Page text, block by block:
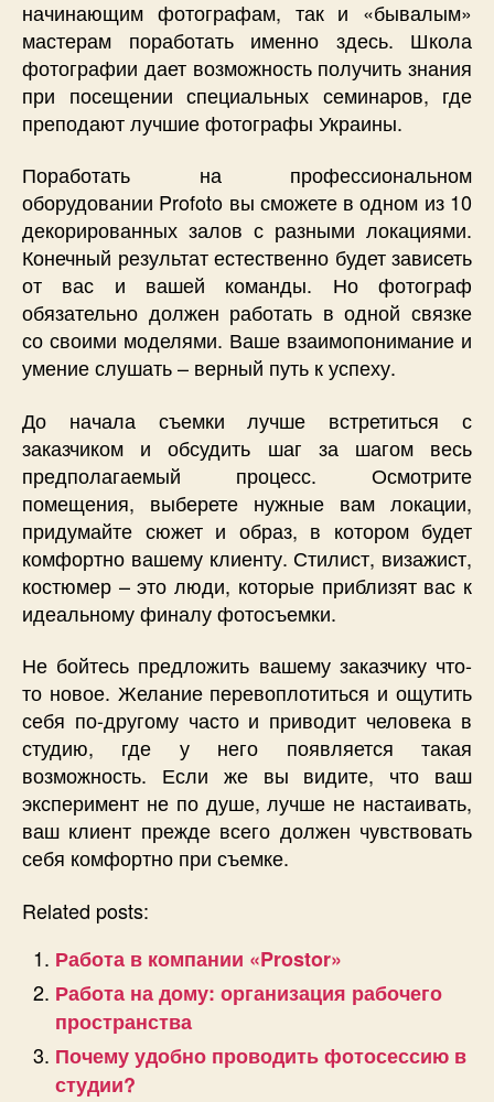
начинающим фотографам, так и «бывалым»
мастерам поработать именно здесь. Школа
фотографии дает возможность получить знания
при посещении специальных семинаров, где
преподают лучшие фотографы Украины.
Поработать на профессиональном
оборудовании Profoto вы сможете в одном из 10
декорированных залов с разными локациями.
Конечный результат естественно будет зависеть
от вас и вашей команды. Но фотограф
обязательно должен работать в одной связке
со своими моделями. Ваше взаимопонимание и
умение слушать – верный путь к успеху.
До начала съемки лучше встретиться с
заказчиком и обсудить шаг за шагом весь
предполагаемый процесс. Осмотрите
помещения, выберете нужные вам локации,
придумайте сюжет и образ, в котором будет
комфортно вашему клиенту. Стилист, визажист,
костюмер – это люди, которые приблизят вас к
идеальному финалу фотосъемки.
Не бойтесь предложить вашему заказчику что-
то новое. Желание перевоплотиться и ощутить
себя по-другому часто и приводит человека в
студию, где у него появляется такая
возможность. Если же вы видите, что ваш
эксперимент не по душе, лучше не настаивать,
ваш клиент прежде всего должен чувствовать
себя комфортно при съемке.
Related posts:
Работа в компании «Prostor»
Работа на дому: организация рабочего
пространства
Почему удобно проводить фотосессию в
студии?